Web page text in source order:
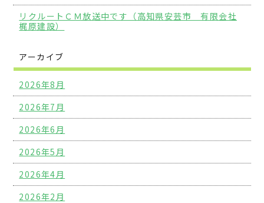
リクルートＣＭ放送中です（高知県安芸市 有限会社
梶原建設）
アーカイブ
2026年8月
2026年7月
2026年6月
2026年5月
2026年4月
2026年2月